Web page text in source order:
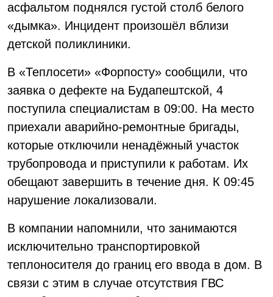
асфальтом поднялся густой столб белого
«дымка». Инцидент произошёл вблизи
детской поликлиники.
В «Теплосети» «Форпосту» сообщили, что
заявка о дефекте на Будапештской, 4
поступила специалистам в 09:00. На место
приехали аварийно-ремонтные бригады,
которые отключили ненадёжный участок
трубопровода и приступили к работам. Их
обещают завершить в течение дня. К 09:45
нарушение локализовали.
В компании напомнили, что занимаются
исключительно транспортировкой
теплоносителя до границ его ввода в дом. В
связи с этим в случае отсутствия ГВС